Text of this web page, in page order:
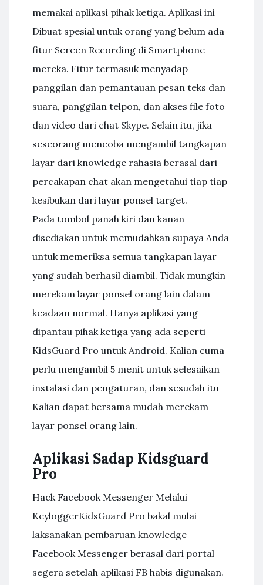
memakai aplikasi pihak ketiga. Aplikasi ini
Dibuat spesial untuk orang yang belum ada
fitur Screen Recording di Smartphone
mereka. Fitur termasuk menyadap
panggilan dan pemantauan pesan teks dan
suara, panggilan telpon, dan akses file foto
dan video dari chat Skype. Selain itu, jika
seseorang mencoba mengambil tangkapan
layar dari knowledge rahasia berasal dari
percakapan chat akan mengetahui tiap tiap
kesibukan dari layar ponsel target.
Pada tombol panah kiri dan kanan
disediakan untuk memudahkan supaya Anda
untuk memeriksa semua tangkapan layar
yang sudah berhasil diambil. Tidak mungkin
merekam layar ponsel orang lain dalam
keadaan normal. Hanya aplikasi yang
dipantau pihak ketiga yang ada seperti
KidsGuard Pro untuk Android. Kalian cuma
perlu mengambil 5 menit untuk selesaikan
instalasi dan pengaturan, dan sesudah itu
Kalian dapat bersama mudah merekam
layar ponsel orang lain.
Aplikasi Sadap Kidsguard
Pro
Hack Facebook Messenger Melalui
KeyloggerKidsGuard Pro bakal mulai
laksanakan pembaruan knowledge
Facebook Messenger berasal dari portal
segera setelah aplikasi FB habis digunakan.